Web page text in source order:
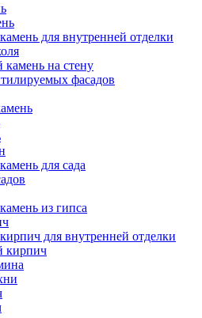
для внутренней отделки
на стену
фасадов
для сада
из гипса
для внутренней отделки
кирпич